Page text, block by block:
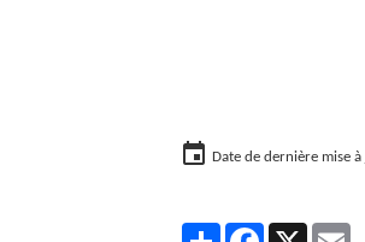
Date de dernière mise
PartagerFacebook
X